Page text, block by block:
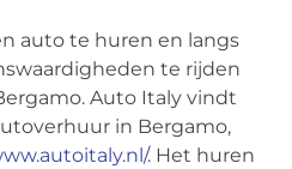
auto te huren en langs
te rijden
Auto Italy vindt
in Bergamo,
. Het huren